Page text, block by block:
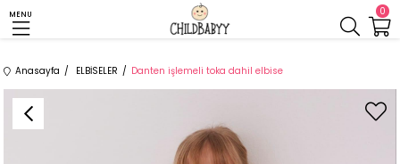
0
MENU
Anasayfa ELBİSELER Danten işlemeli toka dahil elbise